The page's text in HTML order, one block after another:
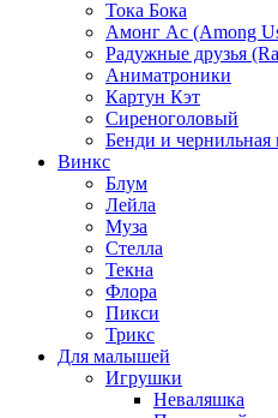
Тока Бока
Амонг Ас (Among
Радужные друзья
Аниматроники
Картун Кэт
Сиреноголовый
Бенди и
Винкс
Блум
Лейла
Муза
Стелла
Текна
Флора
Пикси
Трикс
Для малышей
Игрушки
Неваляшка